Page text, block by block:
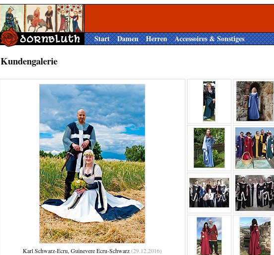
Start Damen Herren Accessoires & Sonstiges
Kundengalerie
Karl Schwarz-Ecru, Guinevere Ecru-Schwarz(29.12.2016)